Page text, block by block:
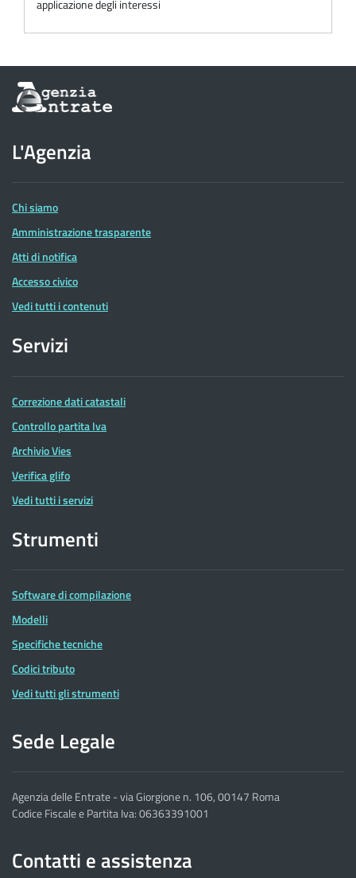
applicazione degli interessi
Informazioni
sul
dell'Agenzia
delle
Entrate
L'Agenzia
Chi siamo
Amministrazione trasparente
Atti di notifica
Accesso civico
Vedi tutti i contenuti
Servizi
Correzione dati catastali
Controllo partita Iva
Archivio Vies
Verifica glifo
Vedi tutti i servizi
Strumenti
Software di compilazione
Modelli
Specifiche tecniche
Codici tributo
Vedi tutti gli strumenti
Sede Legale
Agenzia delle Entrate - via Giorgione n. 106, 00147 Roma
Codice Fiscale e Partita Iva: 06363391001
Contatti e assistenza